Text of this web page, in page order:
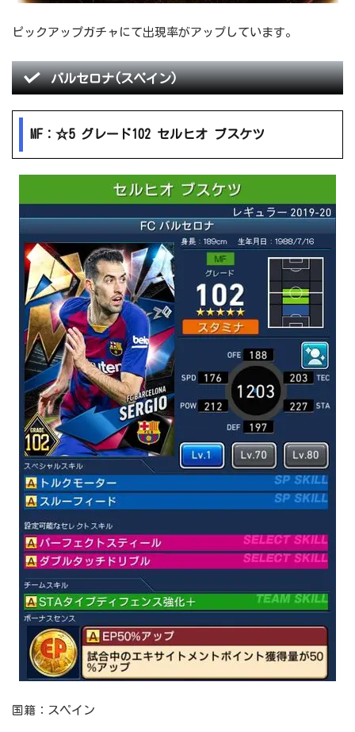
ピックアップガチャにて出現率がアップしています。
バルセロナ(スペイン)
MF：☆5 グレード102 セルヒオ ブスケツ
国籍：スペイン